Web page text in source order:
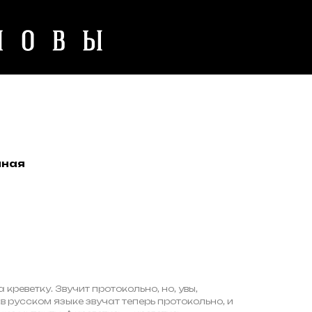
Звучит протокольно, но, увы,
языке звучат теперь протокольно, и